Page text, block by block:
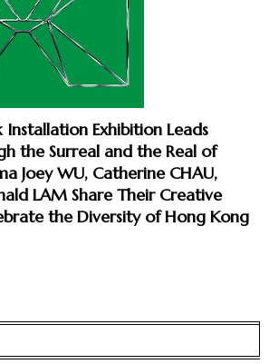
Installation Exhibition Leads
the Surreal and the Real of
Joey WU, Catherine CHAU,
LAM Share Their Creative
the Diversity of Hong Kong